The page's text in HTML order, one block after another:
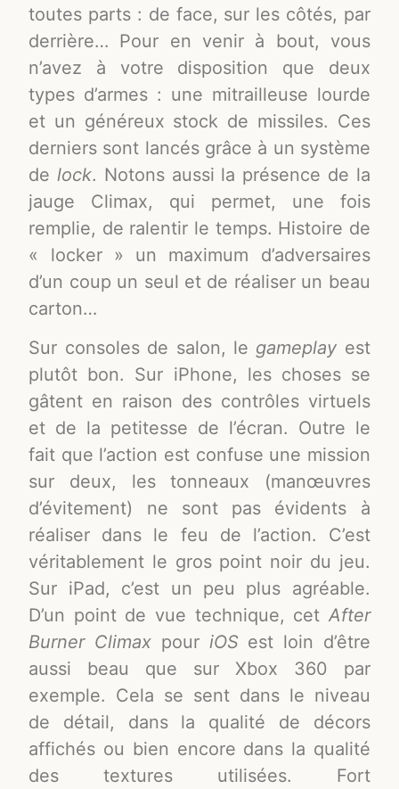
toutes parts : de face, sur les côtés, par
derrière… Pour en venir à bout, vous
n’avez à votre disposition que deux
types d’armes : une mitrailleuse lourde
et un généreux stock de missiles. Ces
derniers sont lancés grâce à un système
delock. Notons aussi la présence de la
jauge Climax, qui permet, une fois
remplie, de ralentir le temps. Histoire de
« locker » un maximum d’adversaires
d’un coup un seul et de réaliser un beau
carton…
Sur consoles de salon, le gameplay est
plutôt bon. Sur iPhone, les choses se
gâtent en raison des contrôles virtuels
et de la petitesse de l’écran. Outre le
fait que l’action est confuse une mission
sur deux, les tonneaux (manœuvres
d’évitement) ne sont pas évidents à
réaliser dans le feu de l’action. C’est
véritablement le gros point noir du jeu.
Sur iPad, c’est un peu plus agréable.
D’un point de vue technique, cet After
Burner Climax pour iOSest loin d’être
aussi beau que sur Xbox 360 par
exemple. Cela se sent dans le niveau
de détail, dans la qualité de décors
affichés ou bien encore dans la qualité
des textures utilisées. Fort